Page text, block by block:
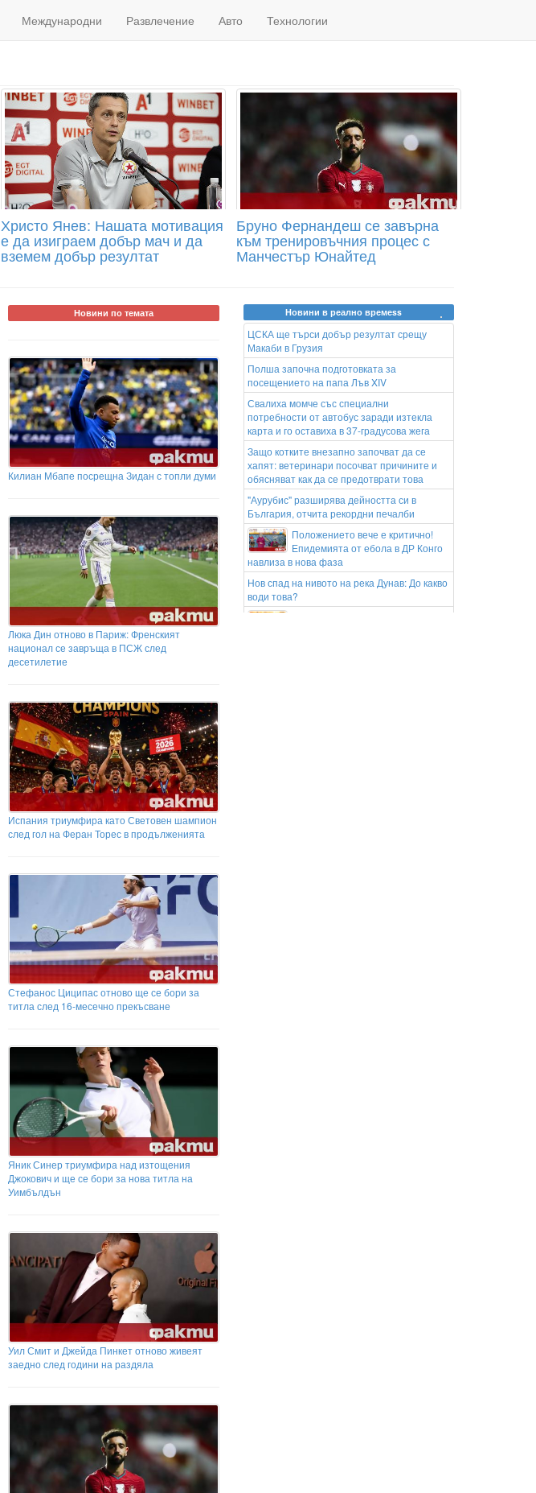
Международни Развлечение Авто Технологии
Христо Янев: Нашата мотивация
е да изиграем добър мач и да
вземем добър резултат
Бруно Фернандеш се завърна
към тренировъчния процес с
Манчестър Юнайтед
Новини по темата
Килиан Мбапе посрещна Зидан с топли думи
Люка Дин отново в Париж: Френският
национал се завръща в ПСЖ след
десетилетие
Испания триумфира като Световен шампион
след гол на Феран Торес в продълженията
Стефанос Циципас отново ще се бори за
титла след 16-месечно прекъсване
Яник Синер триумфира над изтощения
Джокович и ще се бори за нова титла на
Уимбълдън
Уил Смит и Джейда Пинкет отново живеят
заедно след години на раздяла
Новини в реално времеss
ЦСКА ще търси добър резултат срещу
Макаби в Грузия
Полша започна подготовката за
посещението на папа Лъв XIV
Свалиха момче със специални
потребности от автобус заради изтекла
карта и го оставиха в 37-градусова жега
Защо котките внезапно започват да се
хапят: ветеринари посочват причините и
обясняват как да се предотврати това
"Аурубис" разширява дейността си в
България, отчита рекордни печалби
Положението вече е критично!
Епидемията от ебола в ДР Конго
навлиза в нова фаза
Нов спад на нивото на река Дунав: До какво
води това?